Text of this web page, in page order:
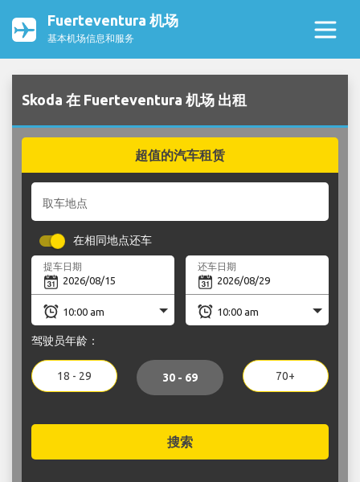
Fuerteventura 机场
基本机场信息和服务
Skoda 在 Fuerteventura 机场 出租
超值的汽车租赁
取车地点
在相同地点还车
提车日期 还车日期
驾驶员年龄：
18 - 29 30 - 69 70+
搜索